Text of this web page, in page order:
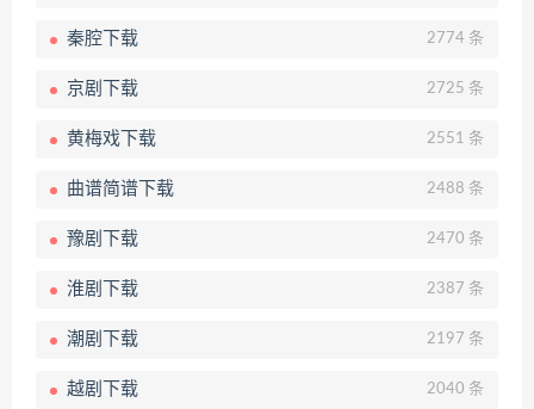
秦腔下载 2774 条
京剧下载 2725 条
黄梅戏下载 2551 条
曲谱简谱下载 2488 条
豫剧下载 2470 条
淮剧下载 2387 条
潮剧下载 2197 条
越剧下载 2040 条